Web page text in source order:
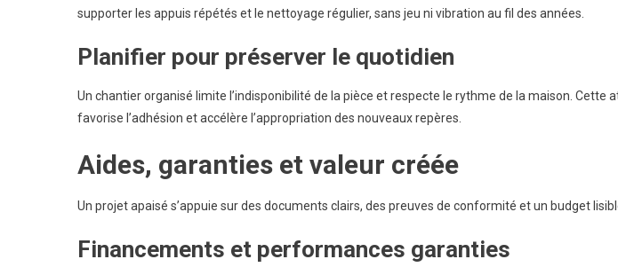
supporter les appuis répétés et le nettoyage régulier, sans jeu ni vibration au fil des années.
Planifier pour préserver le quotidien
Un chantier organisé limite l’indisponibilité de la pièce et respecte le rythme de la maison. Cette
favorise l’adhésion et accélère l’appropriation des nouveaux repères.
Aides, garanties et valeur créée
Un projet apaisé s’appuie sur des documents clairs, des preuves de conformité et un budget
Financements et performances garanties